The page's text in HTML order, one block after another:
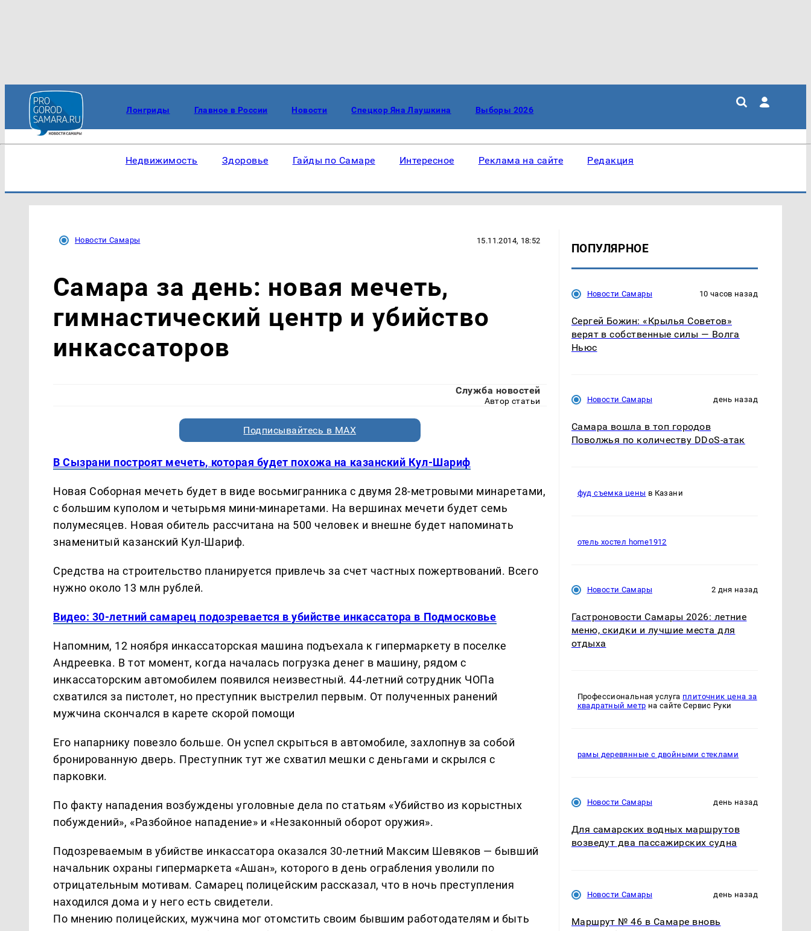
Лонгриды Главное в России Новости Спецкор Яна Лаушкина Выборы 2026
Недвижимость Здоровье Гайды по Самаре Интересное Реклама на сайте Редакция
Новости Самары 15.11.2014, 18:52
Самара за день: новая мечеть,
гимнастический центр и убийство
инкассаторов
Служба новостей
Автор статьи
Подписывайтесь в MAX
В Сызрани построят мечеть, которая будет похожа на казанский Кул-Шариф
Новая Соборная мечеть будет в виде восьмигранника с двумя 28-метровыми минаретами,
с большим куполом и четырьмя мини-минаретами. На вершинах мечети будет семь
полумесяцев. Новая обитель рассчитана на 500 человек и внешне будет напоминать
знаменитый казанский Кул-Шариф.
Средства на строительство планируется привлечь за счет частных пожертвований. Всего
нужно около 13 млн рублей.
Видео: 30-летний самарец подозревается в убийстве инкассатора в Подмосковье
Напомним, 12 ноября инкассаторская машина подъехала к гипермаркету в поселке
Андреевка. В тот момент, когда началась погрузка денег в машину, рядом с
инкассаторским автомобилем появился неизвестный. 44-летний сотрудник ЧОПа
схватился за пистолет, но преступник выстрелил первым. От полученных ранений
мужчина скончался в карете скорой помощи
Его напарнику повезло больше. Он успел скрыться в автомобиле, захлопнув за собой
бронированную дверь. Преступник тут же схватил мешки с деньгами и скрылся с
парковки.
По факту нападения возбуждены уголовные дела по статьям «Убийство из корыстных
побуждений», «Разбойное нападение» и «Незаконный оборот оружия».
Подозреваемым в убийстве инкассатора оказался 30-летний Максим Шевяков — бывший
начальник охраны гипермаркета «Ашан», которого в день ограбления уволили по
отрицательным мотивам. Самарец полицейским рассказал, что в ночь преступления
находился дома и у него есть свидетели.
По мнению полицейских, мужчина мог отомстить своим бывшим работодателям и быть
ПОПУЛЯРНОЕ
Новости Самары 10 часов назад
Сергей Божин: «Крылья Советов»
верят в собственные силы — Волга
Ньюс
Новости Самары день назад
Самара вошла в топ городов
Поволжья по количеству DDoS-атак
фуд съемка цены в Казани
отель хостел home1912
Новости Самары 2 дня назад
Гастроновости Самары 2026: летние
меню, скидки и лучшие места для
отдыха
Профессиональная услуга плиточник цена за
квадратный метр на сайте Сервис Руки
рамы деревянные с двойными стеклами
Новости Самары день назад
Для самарских водных маршрутов
возведут два пассажирских судна
Новости Самары день назад
Маршрут № 46 в Самаре вновь